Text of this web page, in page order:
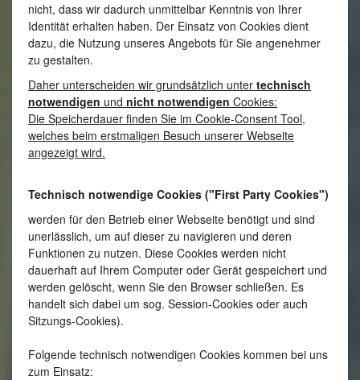
nicht, dass wir dadurch unmittelbar Kenntnis von Ihrer
Identität erhalten haben. Der Einsatz von Cookies dient
dazu, die Nutzung unseres Angebots für Sie angenehmer
zu gestalten.
Daher unterscheiden wir grundsätzlich unter technisch
notwendigen und nicht notwendigen Cookies:
Die Speicherdauer finden Sie im Cookie-Consent Tool,
welches beim erstmaligen Besuch unserer Webseite
angezeigt wird.
Technisch notwendige Cookies ("First Party Cookies")
werden für den Betrieb einer Webseite benötigt und sind
unerlässlich, um auf dieser zu navigieren und deren
Funktionen zu nutzen. Diese Cookies werden nicht
dauerhaft auf Ihrem Computer oder Gerät gespeichert und
werden gelöscht, wenn Sie den Browser schließen. Es
handelt sich dabei um sog. Session-Cookies oder auch
Sitzungs-Cookies).
Folgende technisch notwendigen Cookies kommen bei uns
zum Einsatz: